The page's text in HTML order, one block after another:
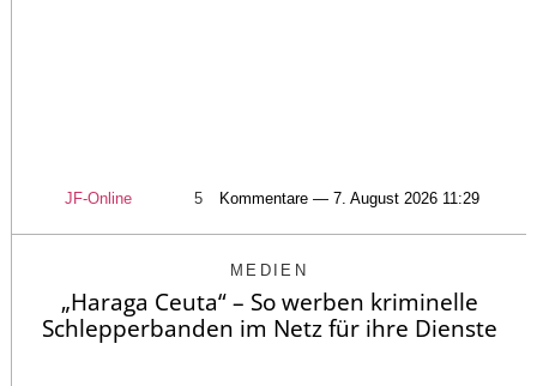
JF-Online 5 Kommentare — 7. August 2026 11:29
MEDIEN
„Haraga Ceuta“ – So werben kriminelle
Schlepperbanden im Netz für ihre Dienste